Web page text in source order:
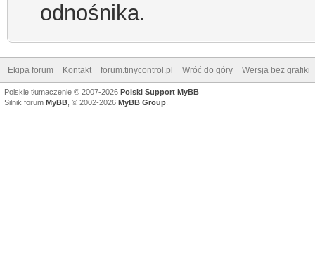
odnośnika.
Ekipa forum Kontakt forum.tinycontrol.pl Wróć do góry Wersja bez grafiki
Polskie tłumaczenie © 2007-2026 Polski Support MyBB
Silnik forum MyBB , © 2002-2026 MyBB Group